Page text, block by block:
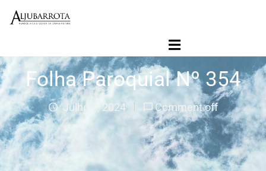
Paróquia
Ligações
Jornal Contacto SVD
Folha Paroquial Nº 354
Julho 1, 2024 Comment off